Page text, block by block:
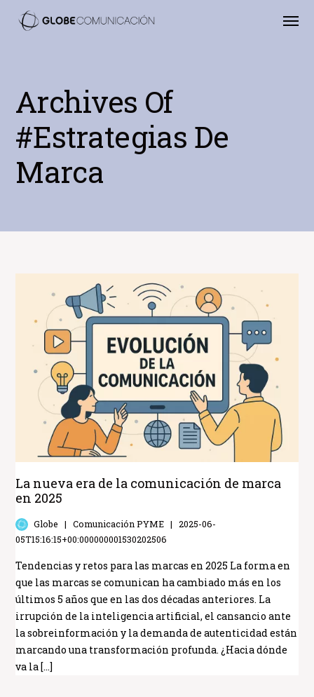
Archives Of
#estrategias De
Marca
La nueva era de la comunicación de marca
en 2025
Globe Comunicación PYME
2025-06-
05T15:16:15+00:000000001530202506
Tendencias y retos para las marcas en 2025 La forma en
que las marcas se comunican ha cambiado más en los
últimos 5 años que en las dos décadas anteriores. La
irrupción de la inteligencia artificial, el cansancio ante
la sobreinformación y la demanda de autenticidad están
marcando una transformación profunda. ¿Hacia dónde
va la […]